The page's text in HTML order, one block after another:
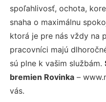
spoľahlivosť, ochota,
snaha o maximálnu
ktorá je pre nás vždy na
pracovníci majú
sú plne k vašim službám.
bremien Rovinka –
vás.